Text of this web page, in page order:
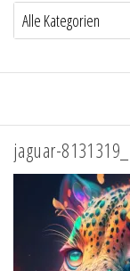
jaguar-